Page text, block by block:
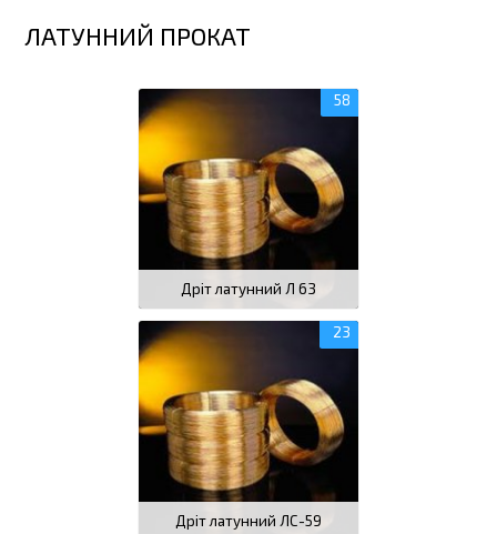
ЛАТУННИЙ ПРОКАТ
Дріт латунний Л 63
Дріт латунний ЛС-59